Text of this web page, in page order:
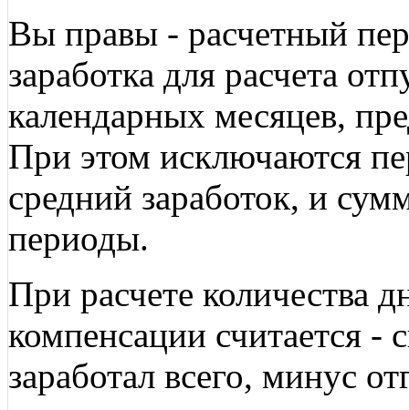
Вы правы - расчетный
заработка для расчета
календарных месяцев,
При этом исключаются
средний заработок, и
периоды.
При расчете количества
компенсации считается -
заработал всего, минус